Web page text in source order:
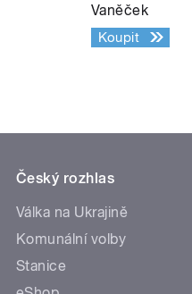
Vaněček
Koupit
Český rozhlas
Válka na Ukrajině
Komunální volby
Stanice